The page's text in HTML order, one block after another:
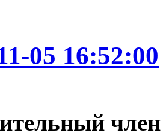
05 16:52:00
член